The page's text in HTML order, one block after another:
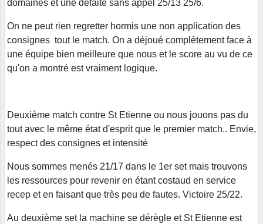
domaines et une défaite sans appel 25/13 25/6.
On ne peut rien regretter hormis une non application des
consignes tout le match. On a déjoué complètement face à
une équipe bien meilleure que nous et le score au vu de ce
qu'on a montré est vraiment logique.
Deuxième match contre St Etienne ou nous jouons pas du
tout avec le même état d'esprit que le premier match.. Envie,
respect des consignes et intensité
Nous sommes menés 21/17 dans le 1er set mais trouvons
les ressources pour revenir en étant costaud en service
recep et en faisant que très peu de fautes. Victoire 25/22.
Au deuxième set la machine se dérègle et St Etienne est